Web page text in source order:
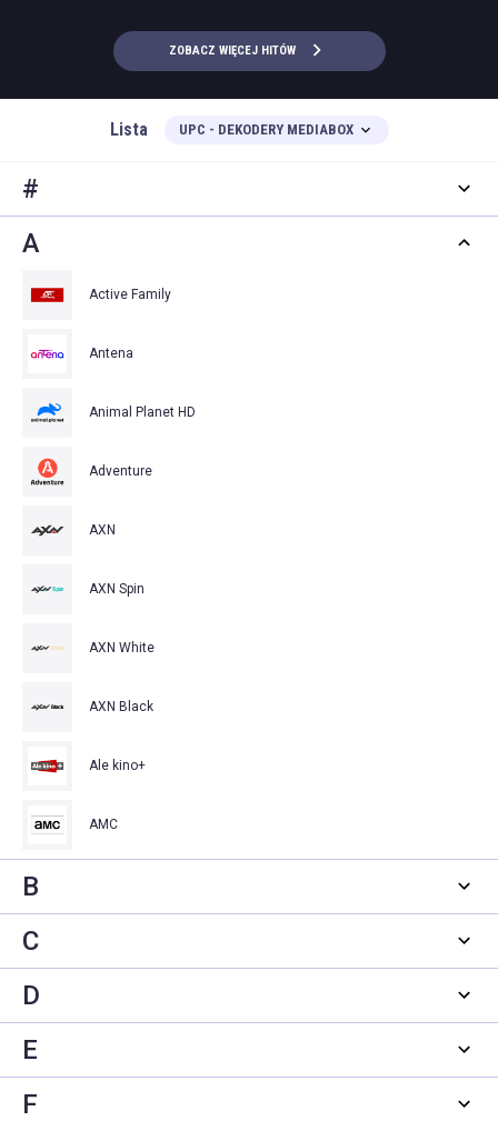
ZOBACZ WIĘCEJ HITÓW
Lista UPC - DEKODERY MEDIABOX
#
A
Active Family
Antena
Animal Planet HD
Adventure
AXN
AXN Spin
AXN White
AXN Black
Ale kino+
AMC
B
C
D
E
F